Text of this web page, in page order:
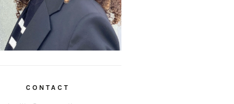
CONTACT